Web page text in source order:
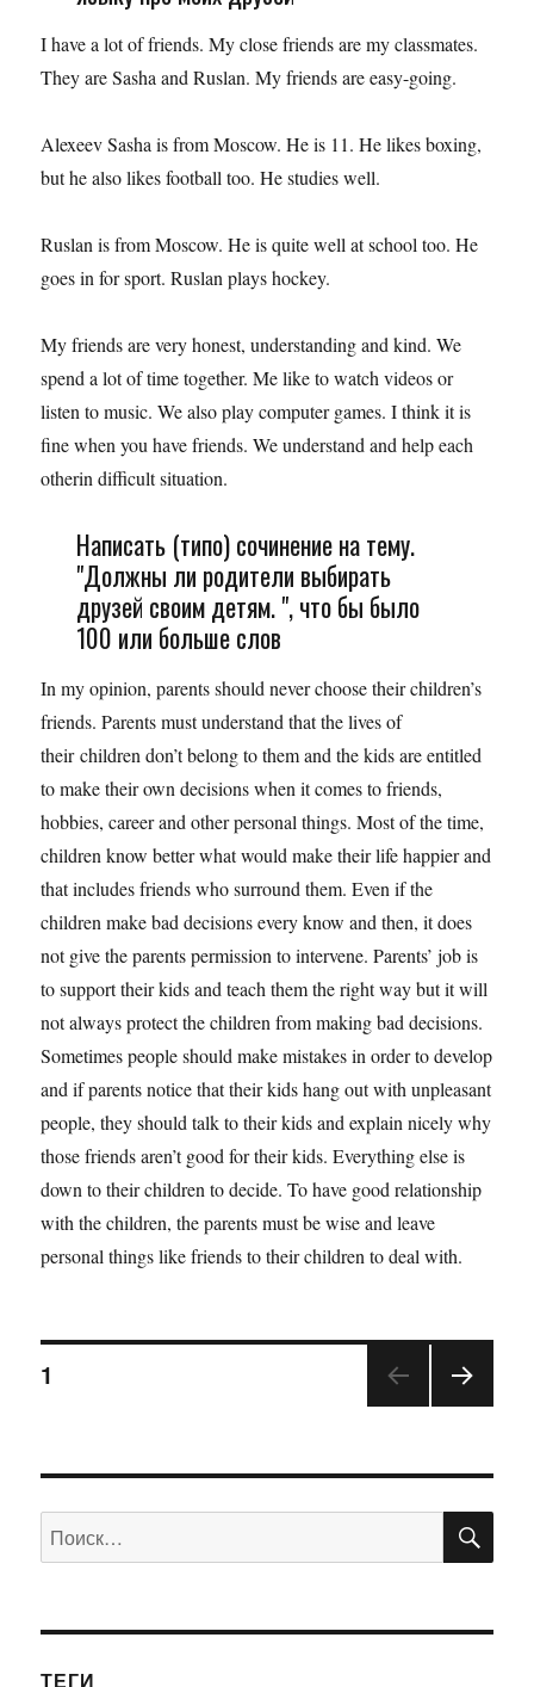
I have a lot of friends. My close friends are my classmates.
They are Sasha and Ruslan. My friends are easy-going.
Alexeev Sasha is from Moscow. He is 11. He likes boxing,
but he also likes football too. He studies well.
Ruslan is from Moscow. He is quite well at school too. He
goes in for sport. Ruslan plays hockey.
My friends are very honest, understanding and kind. We
spend a lot of time together. Me like to watch videos or
listen to music. We also play computer games. I think it is
fine when you have friends. We understand and help each
otherin difficult situation.
Написать (типо) сочинение на тему.
"Должны ли родители выбирать
друзей своим детям. ", что бы было
100 или больше слов
In my opinion, parents should never choose their children’s
friends. Parents must understand that the lives of
their children don’t belong to them and the kids are entitled
to make their own decisions when it comes to friends,
hobbies, career and other personal things. Most of the time,
children know better what would make their life happier and
that includes friends who surround them. Even if the
children make bad decisions every know and then, it does
not give the parents permission to intervene. Parents’ job is
to support their kids and teach them the right way but it will
not always protect the children from making bad decisions.
Sometimes people should make mistakes in order to develop
and if parents notice that their kids hang out with unpleasant
people, they should talk to their kids and explain nicely why
those friends aren’t good for their kids. Everything else is
down to their children to decide. To have good relationship
with the children, the parents must be wise and leave
personal things like friends to their children to deal with.
1
Искать:
ТЕГИ